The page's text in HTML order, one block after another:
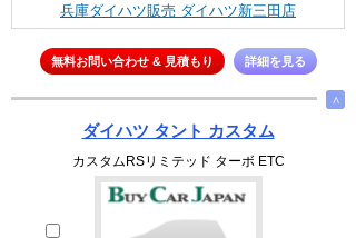
兵庫ダイハツ販売 ダイハツ新三田店
無料お問い合わせ & 見積もり 詳細を見る
∧
ダイハツ タント カスタム
カスタムRSリミテッド ターボ ETC